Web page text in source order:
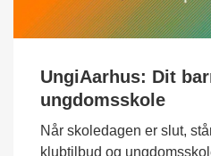
UngiAarhus: Dit
ungdomsskole
Når skoledagen er slut,
klubtilbud og